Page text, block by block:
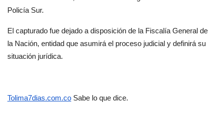
Policía Sur.
El capturado fue dejado a disposición de la Fiscalía General de
la Nación, entidad que asumirá el proceso judicial y definirá su
situación jurídica.
Tolima7dias.com.co Sabe lo que dice.